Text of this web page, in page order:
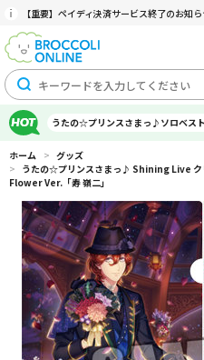
【重要】ペイディ決済サービス終了のお知
うたの☆プリンスさまっ♪ソロベス
ホーム > グッズ
> うたの☆プリンスさまっ♪ Shining Live
Flower Ver.「寿 嶺二」